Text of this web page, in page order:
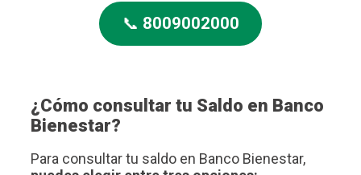
📞 8009002000
¿Cómo consultar tu Saldo en Banco
Bienestar?
Para consultar tu saldo en Banco Bienestar,